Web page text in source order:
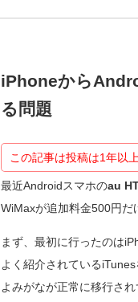
iPhoneから
る問題
この記事は投稿は1年以
最近Androidスマホのau
WiMaxが追加料金500円だ
まず、最初に行ったのは
よく紹介されているiTunes
よみがなが正常に移行され